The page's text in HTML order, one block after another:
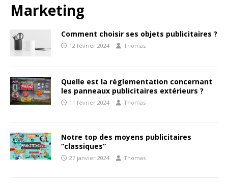
Marketing
Comment choisir ses objets publicitaires ?
12 février 2024 Thomas
Quelle est la réglementation concernant
les panneaux publicitaires extérieurs ?
11 février 2024 Thomas
Notre top des moyens publicitaires
“classiques”
27 janvier 2024 Thomas